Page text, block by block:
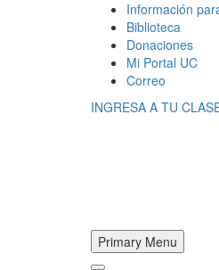
Información
Biblioteca
Donaciones
Mi Portal UC
Correo
INGRESA A TU
Primary Menu